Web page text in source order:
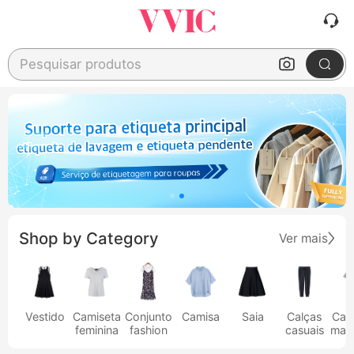
Pesquisar produtos
Shop by Category Ver mais
Vestido
Camiseta
feminina
Conjunto
fashion
Camisa Saia
Calças
casuais